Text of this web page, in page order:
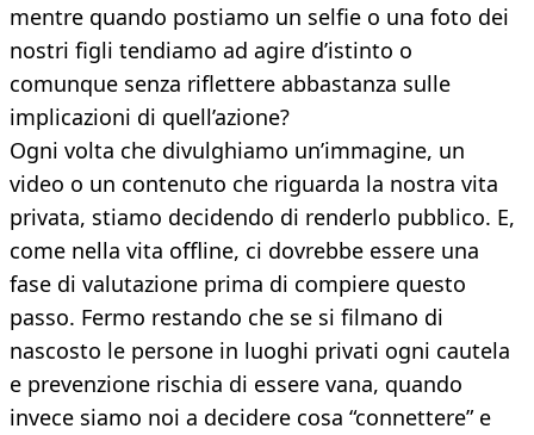
mentre quando postiamo un selfie o una foto dei
nostri figli tendiamo ad agire d’istinto o
comunque senza riflettere abbastanza sulle
implicazioni di quell’azione?
Ogni volta che divulghiamo un’immagine, un
video o un contenuto che riguarda la nostra vita
privata, stiamo decidendo di renderlo pubblico. E,
come nella vita offline, ci dovrebbe essere una
fase di valutazione prima di compiere questo
passo. Fermo restando che se si filmano di
nascosto le persone in luoghi privati ogni cautela
e prevenzione rischia di essere vana, quando
invece siamo noi a decidere cosa “connettere” e